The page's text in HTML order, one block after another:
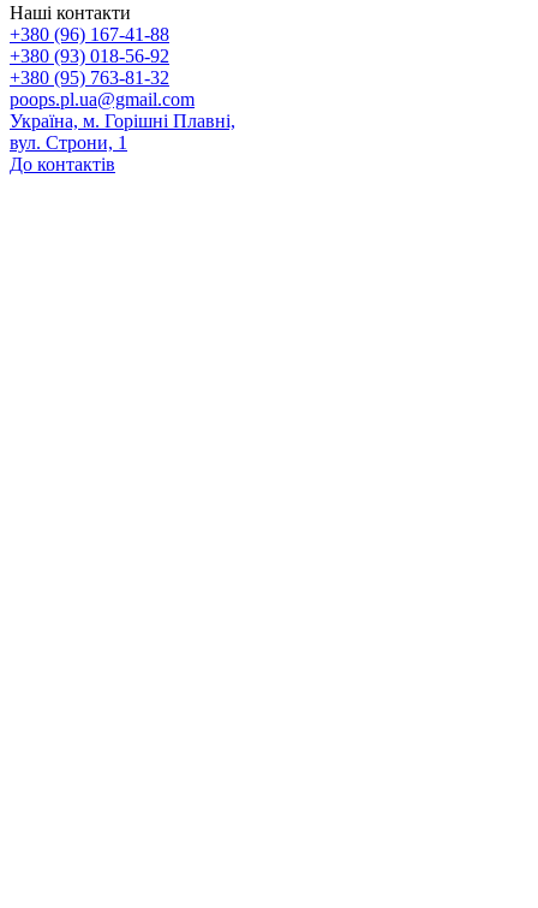
Наші контакти
+380 (96) 167-41-88
+380 (93) 018-56-92
+380 (95) 763-81-32
poops.pl.ua@gmail.com
Україна, м. Горішні Плавні,
вул. Строни, 1
До контактів